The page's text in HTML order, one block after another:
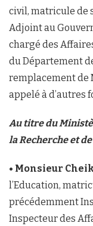
civil, matricule de
Adjoint au
chargé des
du Département
remplacement de
appelé à d’autres
Au titre du
la Recherche et
• Monsieur
l’Education,
précédemment
Inspecteur des